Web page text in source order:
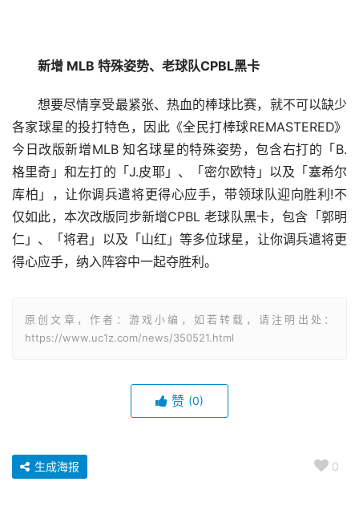
新增 MLB 特殊姿势、老球队CPBL黑卡
想要尽情享受最紧张、热血的棒球比赛，就不可以缺少
各家球星的投打特色，因此《全民打棒球REMASTERED》
今日改版新增MLB 知名球星的特殊姿势，包含右打的「B.
格里奇」和左打的「J.皮耶」、「密尔欧特」以及「塞希尔
库柏」，让你调兵遣将更得心应手，带领球队迎向胜利!不
仅如此，本次改版同步新增CPBL 老球队黑卡，包含「郭明
仁」、「将君」以及「山红」等多位球星，让你调兵遣将更
得心应手，纳入阵容中一起夺胜利。
原创文章，作者：游戏小编，如若转载，请注明出处：
https://www.uc1z.com/news/350521.html
赞 (0)
0
生成海报